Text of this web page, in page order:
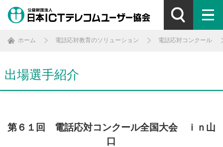
ホーム 電話応対教育のソリューション 電話応対コンクール
出場選手紹介
第６１回 電話応対コンクール全国大会 ｉｎ山
口